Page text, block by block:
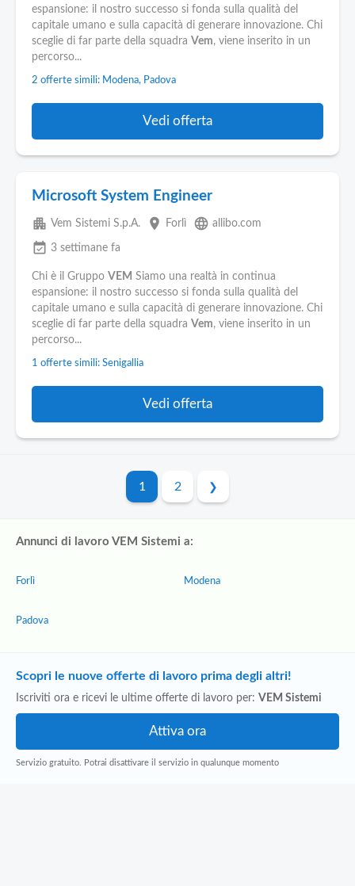
espansione: il nostro successo si fonda sulla qualità del
capitale umano e sulla capacità di generare innovazione. Chi
sceglie di far parte della squadra Vem, viene inserito in un
percorso...
2 offerte simili: Modena, Padova
Vedi offerta
Microsoft System Engineer
apartment Vem Sistemi S.p.A. place Forlì language allibo.com
event_available 3 settimane fa
Chi è il Gruppo VEM Siamo una realtà in continua
espansione: il nostro successo si fonda sulla qualità del
capitale umano e sulla capacità di generare innovazione. Chi
sceglie di far parte della squadra Vem, viene inserito in un
percorso...
1 offerte simili: Senigallia
Vedi offerta
1 2
Annunci di lavoro VEM Sistemi a:
Forlì
Padova
Modena
Scopri le nuove offerte di lavoro prima degli altri!
Iscriviti ora e ricevi le ultime offerte di lavoro per: VEM Sistemi
Servizio gratuito. Potrai disattivare il servizio in qualunque momento